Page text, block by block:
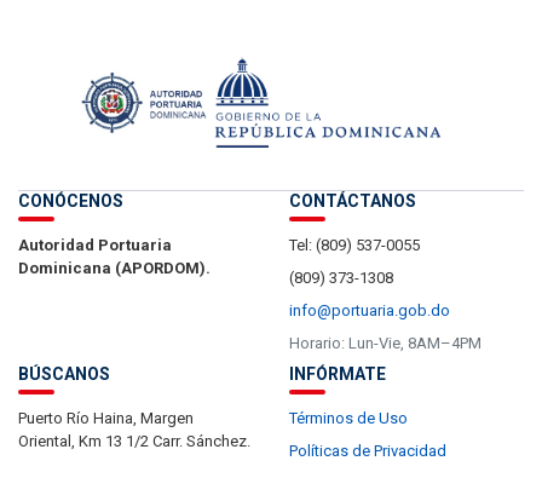
CONÓCENOS
Autoridad Portuaria
Dominicana (APORDOM).
CONTÁCTANOS
Tel: (809) 537-0055
(809) 373-1308
info@portuaria.gob.do
Horario: Lun-Vie, 8AM–4PM
BÚSCANOS
Puerto Río Haina, Margen
Oriental, Km 13 1/2 Carr. Sánchez.
INFÓRMATE
Términos de Uso
Políticas de Privacidad